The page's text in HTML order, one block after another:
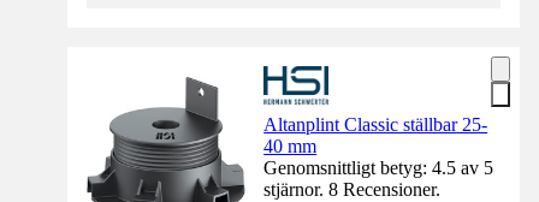
Altanplint Classic ställbar 25-
40 mm
Genomsnittligt betyg: 4.5 av 5
stjärnor. 8 Recensioner.